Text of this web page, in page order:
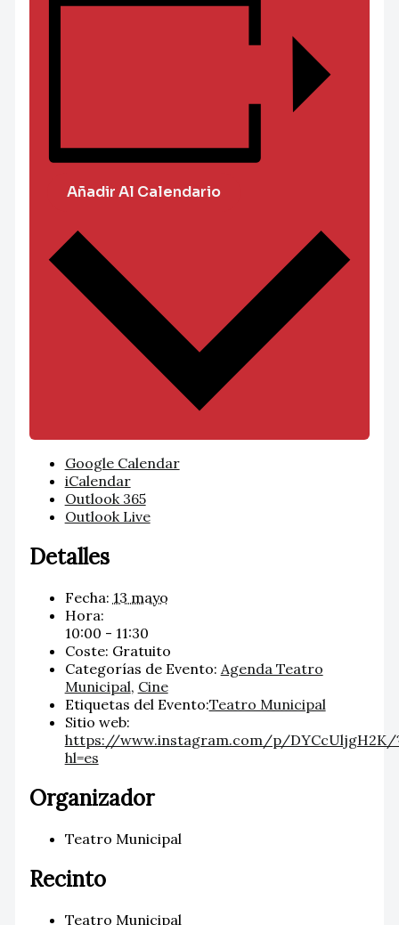
Añadir Al Calendario
Google Calendar
iCalendar
Outlook 365
Outlook Live
Detalles
Fecha: 13 mayo
Hora:
10:00 - 11:30
Coste: Gratuito
Categorías de Evento: Agenda Teatro
Municipal, Cine
Etiquetas del Evento:Teatro Municipal
Sitio web:
https://www.instagram.com/p/DYCcUljgH2K/
hl=es
Organizador
Teatro Municipal
Recinto
Teatro Municipal